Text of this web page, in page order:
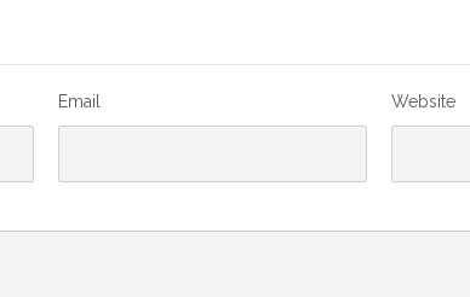
Email Website